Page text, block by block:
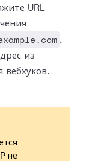
URL-
.
из
вебхуков.
не